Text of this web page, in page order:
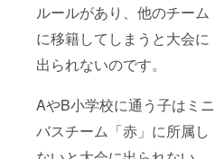
ルールがあり、他のチーム
に移籍してしまうと大会に
出られないのです。
AやB小学校に通う子はミニ
バスチーム「赤」に所属し